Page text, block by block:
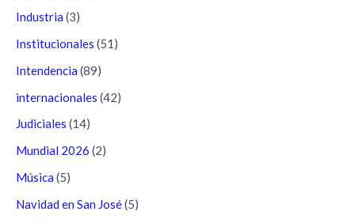
Industria (3)
Institucionales (51)
Intendencia (89)
internacionales (42)
Judiciales (14)
Mundial 2026 (2)
Música (5)
Navidad en San José(5)